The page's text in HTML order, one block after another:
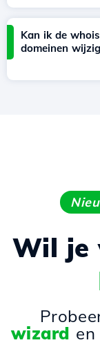
Kan ik de
domeinen
Wil je
wizard